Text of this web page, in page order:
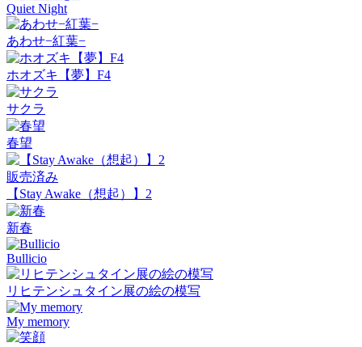
Quiet Night
あわせ−紅葉−
ホオズキ【夢】F4
サクラ
春望
販売済み
【Stay Awake（想起）】2
新春
Bullicio
リヒテンシュタイン展の絵の模写
My memory